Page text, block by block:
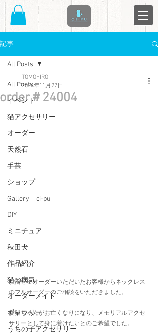
記事
All Posts
イベント
猫アクセサリー
オーダー
天然石
手芸
ショップ
Gallery ci-pu
DIY
ミニチュア
秋田犬
作品紹介
猫の病気
オーダーメイド
ギャラリー
うちの子アクセサリー
All Posts
order＃24004
TOMOHIRO
2024年11月27日
以前セミオーダーいただいたお客様からネックレス
のフルオーダーのご相談をいただきました。
愛猫ちゃんがお亡くなりになり、メモリアルアクセ
サリーとして身に着けたいとのご希望でした。